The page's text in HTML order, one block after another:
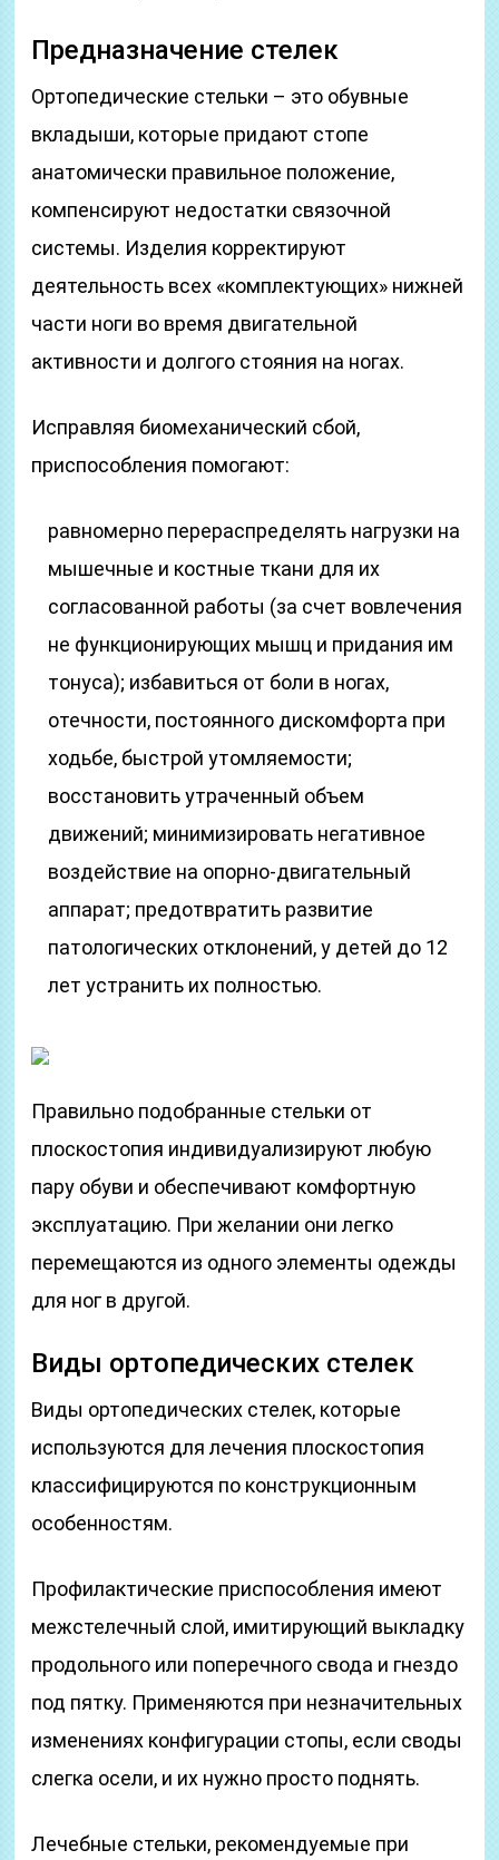
Предназначение стелек
Ортопедические стельки – это обувные
вкладыши, которые придают стопе
анатомически правильное положение,
компенсируют недостатки связочной
системы. Изделия корректируют
деятельность всех «комплектующих» нижней
части ноги во время двигательной
активности и долгого стояния на ногах.
Исправляя биомеханический сбой,
приспособления помогают:
равномерно перераспределять нагрузки на
мышечные и костные ткани для их
согласованной работы (за счет вовлечения
не функционирующих мышц и придания им
тонуса); избавиться от боли в ногах,
отечности, постоянного дискомфорта при
ходьбе, быстрой утомляемости;
восстановить утраченный объем
движений; минимизировать негативное
воздействие на опорно-двигательный
аппарат; предотвратить развитие
патологических отклонений, у детей до 12
лет устранить их полностью.
Правильно подобранные стельки от
плоскостопия индивидуализируют любую
пару обуви и обеспечивают комфортную
эксплуатацию. При желании они легко
перемещаются из одного элементы одежды
для ног в другой.
Виды ортопедических стелек
Виды ортопедических стелек, которые
используются для лечения плоскостопия
классифицируются по конструкционным
особенностям.
Профилактические приспособления имеют
межстелечный слой, имитирующий выкладку
продольного или поперечного свода и гнездо
под пятку. Применяются при незначительных
изменениях конфигурации стопы, если своды
слегка осели, и их нужно просто поднять.
Лечебные стельки, рекомендуемые при